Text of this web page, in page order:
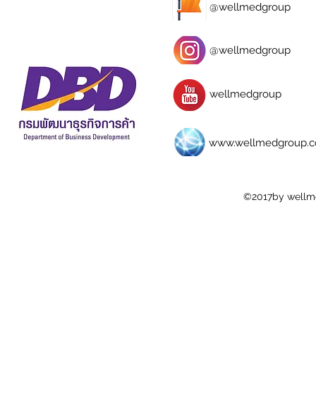
@wellmedgroup
@wellmedgroup
wellmedgroup
©2017by